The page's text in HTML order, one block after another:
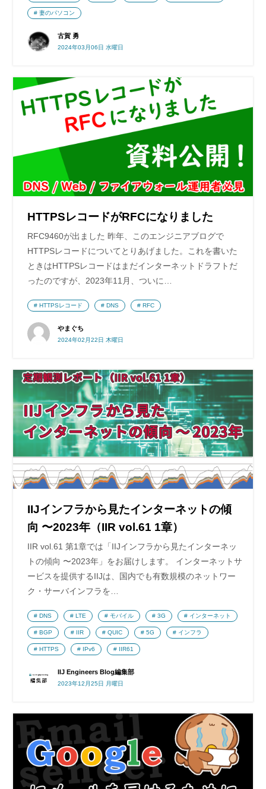
古賀 勇
2024年03月06日 水曜日
妻のパソコン
HTTPSレコードがRFCになりました
RFC9460が出ました 昨年、このエンジニアブログで
HTTPSレコードについてとりあげました。これを書いた
ときはHTTPSレコードはまだインターネットドラフトだ
ったのですが、2023年11月、ついに…
やまぐち
2024年02月22日 木曜日
HTTPSレコード DNS RFC
IIJインフラから見たインターネットの傾
向 〜2023年（IIR vol.61 1章）
IIR vol.61 第1章では「IIJインフラから見たインターネッ
トの傾向 〜2023年」をお届けします。 インターネットサ
ービスを提供するIIJは、国内でも有数規模のネットワー
ク・サーバインフラを…
IIJ Engineers Blog編集部
2023年12月25日 月曜日
DNS LTE モバイル 3G インターネット
BGP IIR QUIC 5G インフラ
HTTPS IPv6 IIR61